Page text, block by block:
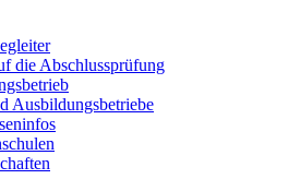
die Abschlussprüfung
Ausbildungsbetriebe